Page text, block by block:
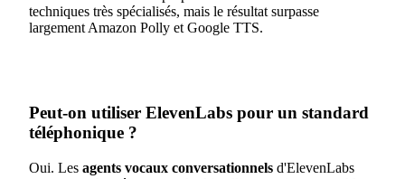
techniques très spécialisés, mais le résultat surpasse
largement Amazon Polly et Google TTS.
Peut-on utiliser ElevenLabs pour un standard
téléphonique ?
Oui. Les agents vocaux conversationnels d'ElevenLabs